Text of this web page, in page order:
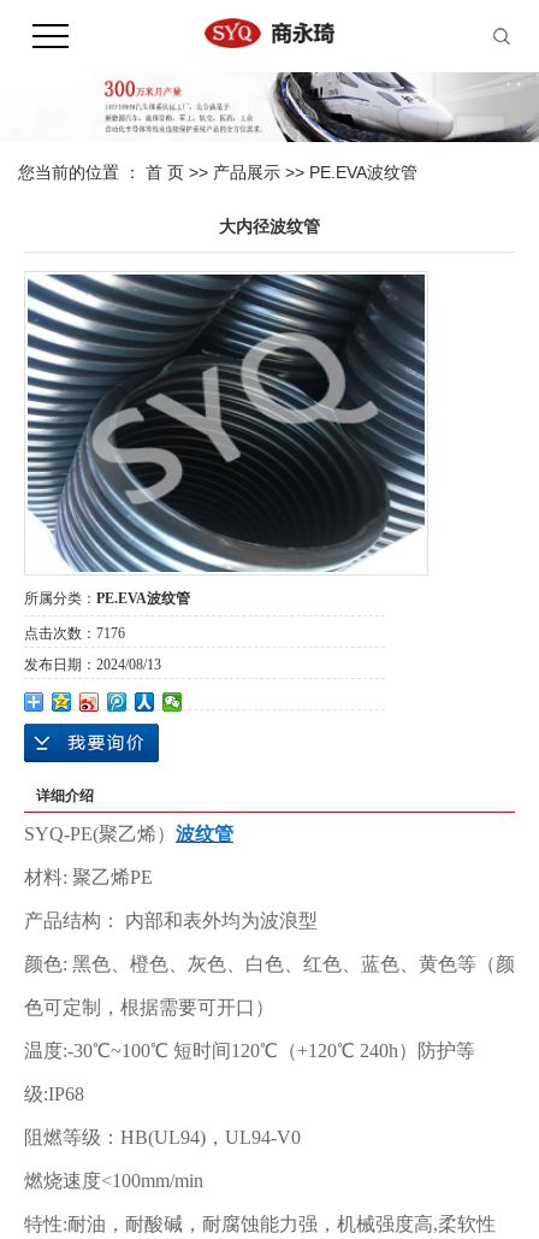
您当前的位置 ： 首 页 >> 产品展示 >> PE.EVA波纹管
大内径波纹管
所属分类： PE.EVA波纹管
点击次数： 7176
发布日期： 2024/08/13
详细介绍
SYQ-PE(聚乙烯） 波纹管
材料: 聚乙烯PE
产品结构： 内部和表外均为波浪型
颜色: 黑色、橙色、灰色、白色、红色、蓝色、黄色等（颜
色可定制，根据需要可开口）
温度:-30℃~100℃ 短时间120℃（+120℃ 240h）防护等
级:IP68
阻燃等级：HB(UL94)，UL94-V0
燃烧速度<100mm/min
特性:耐油，耐酸碱，耐腐蚀能力强，机械强度高,柔软性